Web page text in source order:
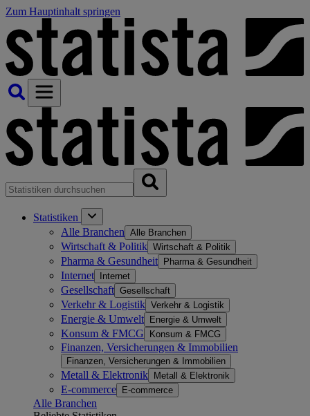
Zum Hauptinhalt springen
Statistiken
Alle Branchen Alle Branchen
Wirtschaft & Politik Wirtschaft & Politik
Pharma & Gesundheit Pharma & Gesundheit
Internet Internet
Gesellschaft Gesellschaft
Verkehr & Logistik Verkehr & Logistik
Energie & Umwelt Energie & Umwelt
Konsum & FMCG Konsum & FMCG
Finanzen, Versicherungen & Immobilien
Finanzen, Versicherungen & Immobilien
Metall & Elektronik Metall & Elektronik
E-commerce E-commerce
Alle Branchen